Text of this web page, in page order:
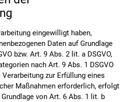
eingewilligt haben,
Daten auf Grundlage
bzw. Art. 9 Abs. 2 lit. a DSGVO,
nach Art. 9 Abs. 1 DSGVO
zur Erfüllung eines
Maßnahmen erforderlich, erfolgt
von Art. 6 Abs. 1 lit. b